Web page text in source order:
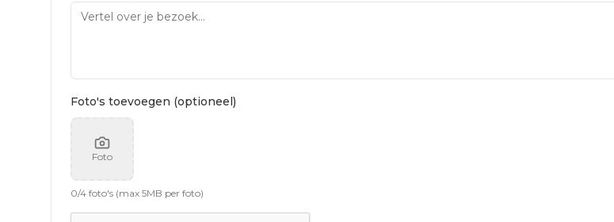
Foto's toevoegen (optioneel)
Foto
0/4 foto's (max 5MB per foto)